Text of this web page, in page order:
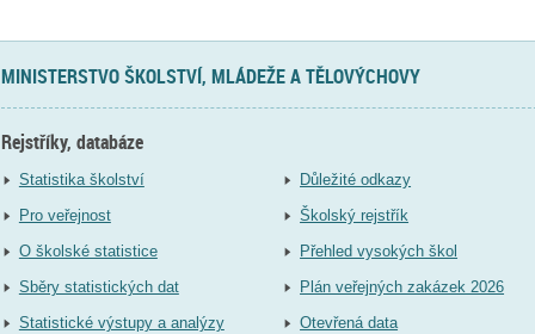
MINISTERSTVO ŠKOLSTVÍ, MLÁDEŽE A TĚLOVÝCHOVY
Rejstříky, databáze
Statistika školství
Pro veřejnost
O školské statistice
Sběry statistických dat
Statistické výstupy a analýzy
Důležité odkazy
Školský rejstřík
Přehled vysokých škol
Plán veřejných zakázek 2026
Otevřená data